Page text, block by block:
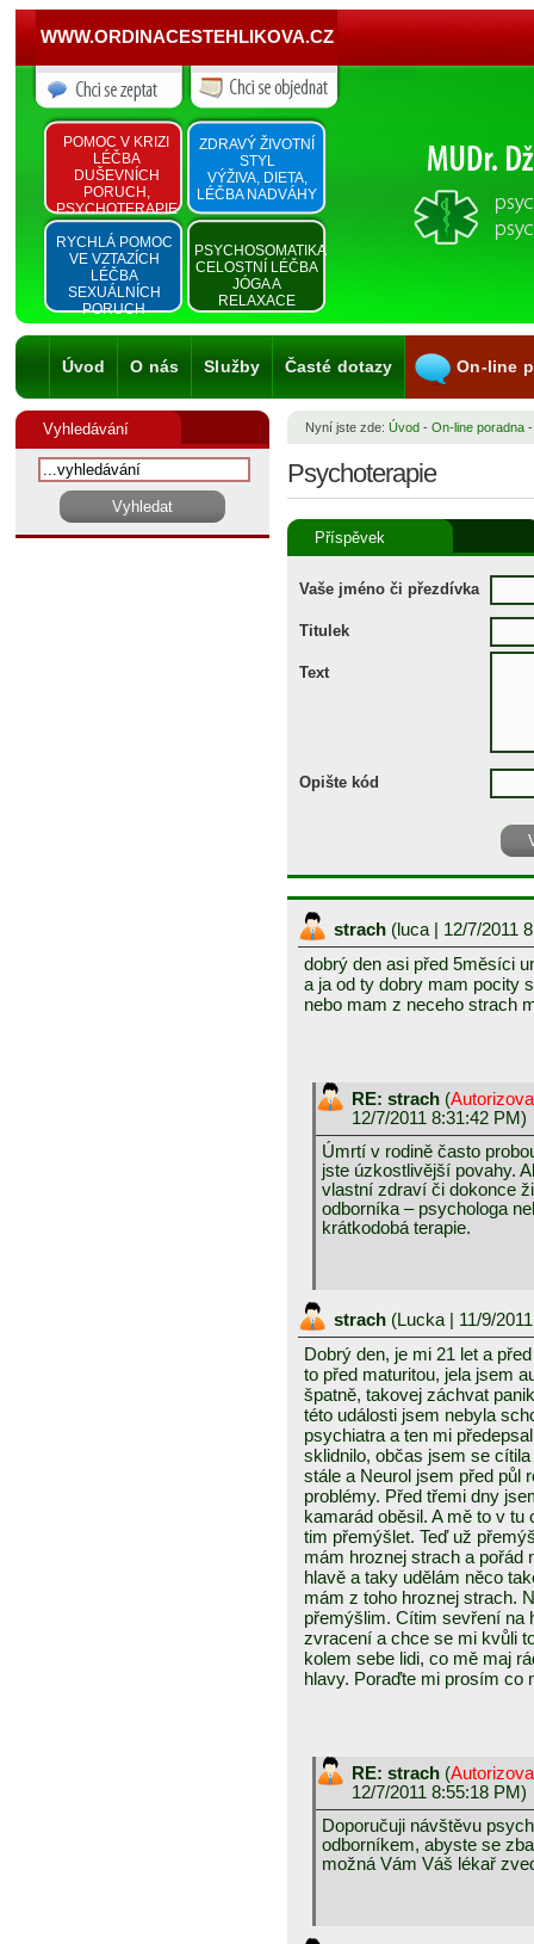
WWW.ORDINACESTEHLIKOVA.CZ
POMOC V KRIZI
LÉČBA
DUŠEVNÍCH
PORUCH,
PSYCHOTERAPIE
ZDRAVÝ ŽIVOTNÍ
STYL
VÝŽIVA, DIETA,
LÉČBA NADVÁHY
RYCHLÁ POMOC
VE VZTAZÍCH
LÉČBA
SEXUÁLNÍCH
PORUCH
PSYCHOSOMATIKA
CELOSTNÍ LÉČBA
JÓGA A
RELAXACE
Úvod O nás Služby Časté dotazy On-line
Vyhledávání Nyní jste zde: Úvod - On-line poradna
Psychoterapie
Příspěvek
Vaše jméno či přezdívka
Titulek
Text
Opište kód
strach (luca | 12/7/2011
dobrý den asi před 5měsíci
a ja od ty dobry mam pocity
nebo mam z neceho strach
RE: strach (
12/7/2011 8:31:42 PM)
Úmrtí v rodině často
jste úzkostlivější povahy.
vlastní zdraví či dokonce
odborníka – psychologa
krátkodobá terapie.
strach (Lucka | 11/9/
Dobrý den, je mi 21 let a
to před maturitou, jela jsem
špatně, takovej záchvat
této události jsem nebyla
psychiatra a ten mi
sklidnilo, občas jsem se
stále a Neurol jsem před půl
problémy. Před třemi dny
kamarád oběsil. A mě to v
tim přemýšlet. Teď už
mám hroznej strach a pořád
hlavě a taky udělám něco
mám z toho hroznej strach.
přemýšlim. Cítim sevření na
zvracení a chce se mi kvůli
kolem sebe lidi, co mě maj
hlavy. Poraďte mi prosím co
RE: strach (
12/7/2011 8:55:18 PM)
Doporučuji návštěvu
odborníkem, abyste se
možná Vám Váš lékař